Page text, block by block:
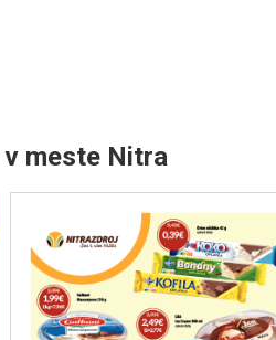
meste Nitra